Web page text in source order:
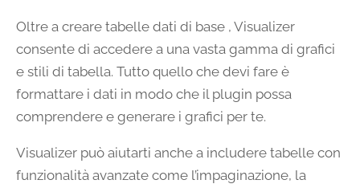
Oltre a creare tabelle dati di base , Visualizer
consente di accedere a una vasta gamma di grafici
e stili di tabella. Tutto quello che devi fare è
formattare i dati in modo che il plugin possa
comprendere e generare i grafici per te.
Visualizer può aiutarti anche a includere tabelle con
funzionalità avanzate come l’impaginazione, la